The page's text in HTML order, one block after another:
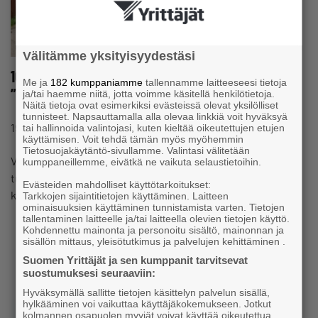
16-vuotias Samuli ahertaa aamusta iltaan:
”Haaveena omakotitalo ja sähköalan yritys”
19.6.2017 klo 15:00 Uutinen #YRITTÄJÄNARKI
Vantaalainen Samuli Markkanen tekee ensin kahdeksan
tuntia palkkatöitä ja lähtee sen jälkeen oman yrityksen
keikkahommiin.
Välitämme yksityisyydestäsi
Me ja 182 kumppaniamme tallennamme laitteeseesi tietoja
ja/tai haemme niitä, jotta voimme käsitellä henkilötietoja.
Näitä tietoja ovat esimerkiksi evästeissä olevat yksilölliset
tunnisteet. Napsauttamalla alla olevaa linkkiä voit hyväksyä
tai hallinnoida valintojasi, kuten kieltää oikeutettujen etujen
käyttämisen. Voit tehdä tämän myös myöhemmin
Tietosuojakäytäntö-sivullamme. Valintasi välitetään
kumppaneillemme, eivätkä ne vaikuta selaustietoihin.
Evästeiden mahdolliset käyttötarkoitukset:
Tarkkojen sijaintitietojen käyttäminen. Laitteen
ominaisuuksien käyttäminen tunnistamista varten. Tietojen
tallentaminen laitteelle ja/tai laitteella olevien tietojen käyttö.
Kohdennettu mainonta ja personoitu sisältö, mainonnan ja
sisällön mittaus, yleisötutkimus ja palvelujen kehittäminen .
Suomen Yrittäjät ja sen kumppanit tarvitsevat
suostumuksesi seuraaviin:
Hyväksymällä sallitte tietojen käsittelyn palvelun sisällä,
hylkääminen voi vaikuttaa käyttäjäkokemukseen. Jotkut
kolmannen osapuolen myyjät voivat käyttää oikeutettua